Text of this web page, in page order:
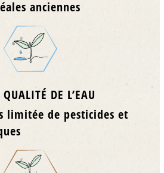
anciennes
DE L’EAU
limitée de pesticides et